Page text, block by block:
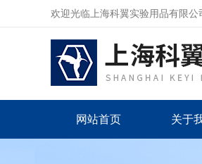
欢迎光临上海科翼实验用品有限公
网站首页 关于